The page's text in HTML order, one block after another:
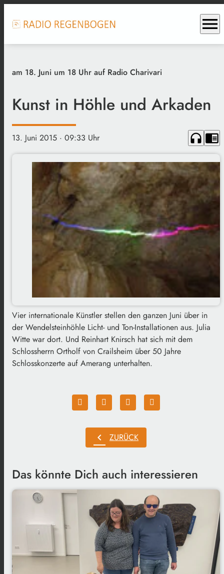
menu
am 18. Juni um 18 Uhr auf Radio Charivari
Kunst in Höhle und Arkaden
13. Juni 2015 · 09:33 Uhr headphones chrome_reader_mode
Vier internationale Künstler stellen den ganzen Juni über in
der Wendelsteinhöhle Licht- und Ton-Installationen aus. Julia
Witte war dort. Und Reinhart Knirsch hat sich mit dem
Schlossherrn Ortholf von Crailsheim über 50 Jahre
Schlosskonzerte auf Amerang unterhalten.
chevron_left ZURÜCK
Das könnte Dich auch interessieren